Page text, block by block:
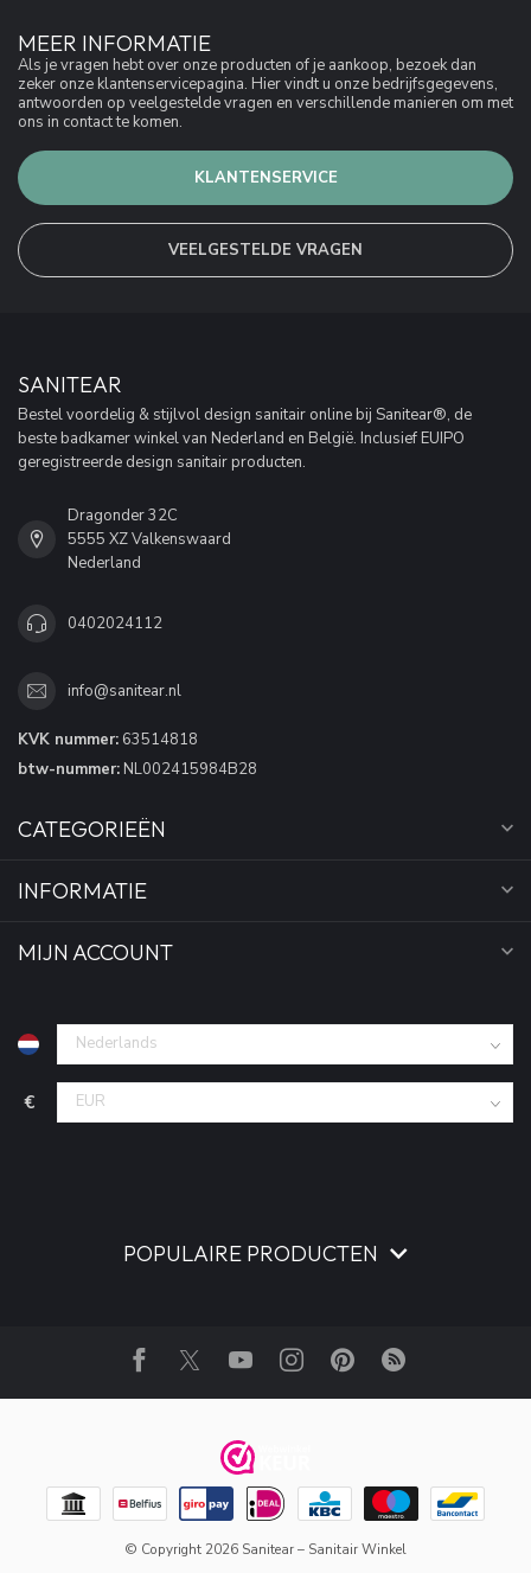
MEER INFORMATIE
Als je vragen hebt over onze producten of je aankoop, bezoek dan
zeker onze klantenservicepagina. Hier vindt u onze bedrijfsgegevens,
antwoorden op veelgestelde vragen en verschillende manieren om met
ons in contact te komen.
KLANTENSERVICE
VEELGESTELDE VRAGEN
SANITEAR
Bestel voordelig & stijlvol design sanitair online bij Sanitear®, de
beste badkamer winkel van Nederland en België. Inclusief EUIPO
geregistreerde design sanitair producten.
Dragonder 32C
5555 XZ Valkenswaard
Nederland
0402024112
info@sanitear.nl
KVK nummer: 63514818
btw-nummer: NL002415984B28
CATEGORIEËN
INFORMATIE
MIJN ACCOUNT
€
POPULAIRE PRODUCTEN
© Copyright 2026 Sanitear – Sanitair Winkel